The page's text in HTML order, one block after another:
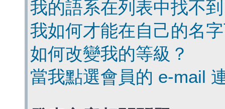
我的語系在列表中找不
我如何才能在自己的名
如何改變我的等級？
當我點選會員的 e-mail